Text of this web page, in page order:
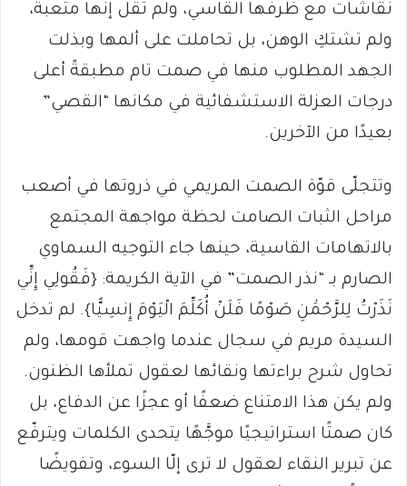
نقاشات مع ظرفها القاسي، ولم تقل إنها متعبة،
ولم تشتكِ الوهن، بل تحاملت على ألمها وبذلت
الجهد المطلوب منها في صمت تام مطبقةً أعلى
درجات العزلة الاستشفائية في مكانها “القصي”
بعيدًا من الآخرين.
وتتجلّى قوّة الصمت المريمي في ذروتها في أصعب
مراحل الثبات الصامت لحظة مواجهة المجتمع
بالاتهامات القاسية، حينها جاء التوجيه السماوي
الصارم بـ “نذر الصمت” في الآية الكريمة: {فَقُولِي إِنِّي
نَذَرْتُ لِلرَّحْمَٰنِ صَوْمًا فَلَنْ أُكَلِّمَ الْيَوْمَ إِنسِيًّا}. لم تدخل
السيدة مريم في سجال عندما واجهت قومها، ولم
تحاول شرح براءتها ونقائها لعقول تملأها الظنون.
ولم يكن هذا الامتناع ضعفًا أو عجزًا عن الدفاع، بل
كان صمتًا استراتيجيًا موجَّهًا يتحدى الكلمات ويترفّع
عن تبرير النقاء لعقول لا ترى إلّا السوء، وتفويضًا